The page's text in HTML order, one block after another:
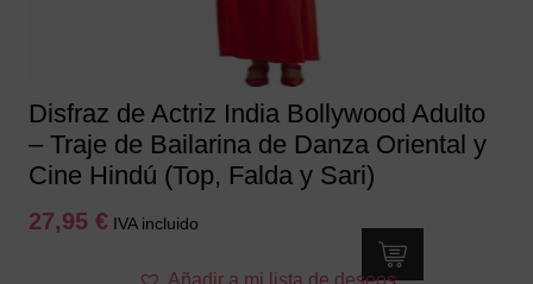
de
Disfraz de Actriz India Bollywood Adulto
– Traje de Bailarina de Danza Oriental y
Cine Hindú (Top, Falda y Sari)
27,95 € IVA incluido